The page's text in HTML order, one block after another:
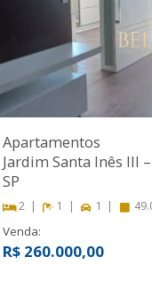
Apartamentos
Jardim Santa Inês III –
SP
2 1 1
Venda:
R$ 260.000,00